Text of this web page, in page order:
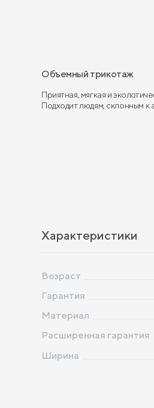
Объемный трикотаж
Приятная, мягкая и
Подходит людям, склонным к
Характеристики
Возраст
Гарантия
Материал
Расширенная гарантия
Ширина